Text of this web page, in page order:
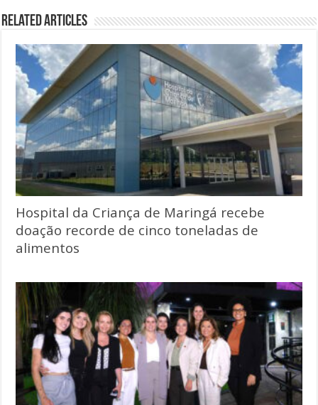
Related Articles
Hospital da Criança de Maringá recebe
doação recorde de cinco toneladas de
alimentos